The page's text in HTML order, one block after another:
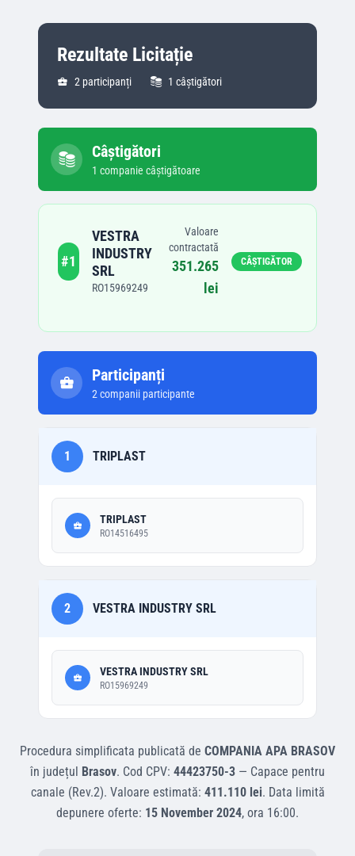
Rezultate Licitație
2 participanți 1 câștigători
Câștigători
1 companie câștigătoare
#1
VESTRA
INDUSTRY
SRL
RO15969249
Valoare
contractată
351.265
lei
CÂȘTIGĂTOR
Participanți
2 companii participante
1 TRIPLAST
TRIPLAST
RO14516495
2 VESTRA INDUSTRY SRL
VESTRA INDUSTRY SRL
RO15969249
Procedura simplificata publicată de COMPANIA APA BRASOV
în județul Brasov. Cod CPV: 44423750-3 — Capace pentru
canale (Rev.2). Valoare estimată: 411.110 lei. Data limită
depunere oferte: 15 November 2024, ora 16:00.